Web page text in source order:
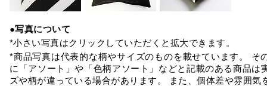
●写真について
*小さい写真はクリックしていただくと拡大できます。
*商品写真は代表的な柄やサイズのものを載せています。 そ
に「アソート」や「色柄アソート」などと記載のある商品は
ズや柄が違っている場合があります。 また、個体差や雰囲気